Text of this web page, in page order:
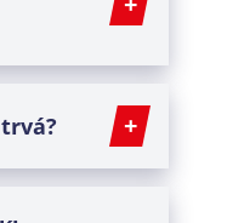
trvá?